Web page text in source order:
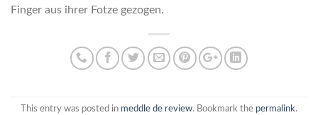
Finger aus ihrer Fotze gezogen.
This entry was posted in meddle de review. Bookmark the permalink.